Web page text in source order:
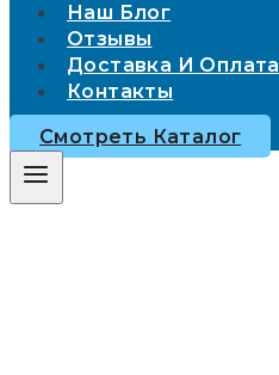
Наш Блог
Отзывы
Доставка И Оплата
Контакты
Смотреть Каталог